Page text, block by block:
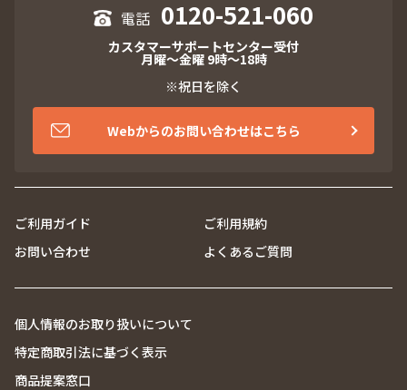
0120-521-060
カスタマーサポートセンター受付
月曜～金曜 9時～18時
※祝日を除く
Webからのお問い合わせはこちら
ご利用ガイド
ご利用規約
お問い合わせ
よくあるご質問
個人情報のお取り扱いについて
特定商取引法に基づく表示
商品提案窓口